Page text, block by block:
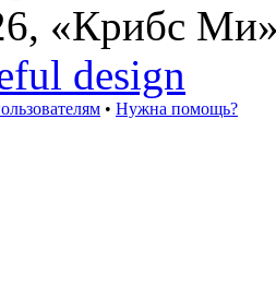
«Крибс
design
• Нужна помощь?